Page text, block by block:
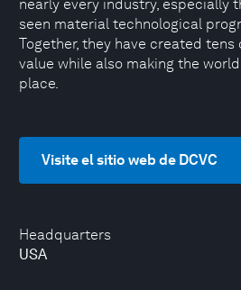
Headquarters
USA
nearly every industry, especially
seen material technological
Together, they have created
value while also making the
place.
Visite el sitio web de DCVC